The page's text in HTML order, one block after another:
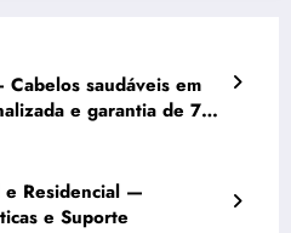
Cabelos saudáveis em
e garantia de 7
e Residencial —
e Suporte